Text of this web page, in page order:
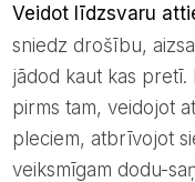
Veidot līdzsvaru
sniedz drošību,
jādod kaut kas
pirms tam, veidojot
pleciem, atbrīvojot
veiksmīgam dodu-